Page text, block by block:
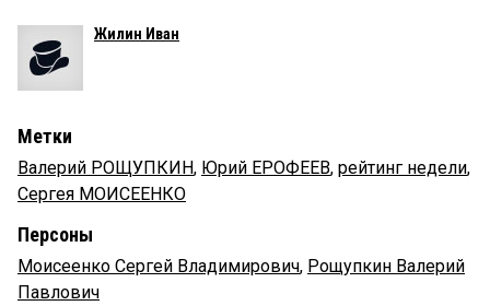
Жилин Иван
Метки
Валерий РОЩУПКИН, Юрий ЕРОФЕЕВ, рейтинг недели,
Сергея МОИСЕЕНКО
Персоны
Моисеенко Сергей Владимирович, Рощупкин Валерий
Павлович